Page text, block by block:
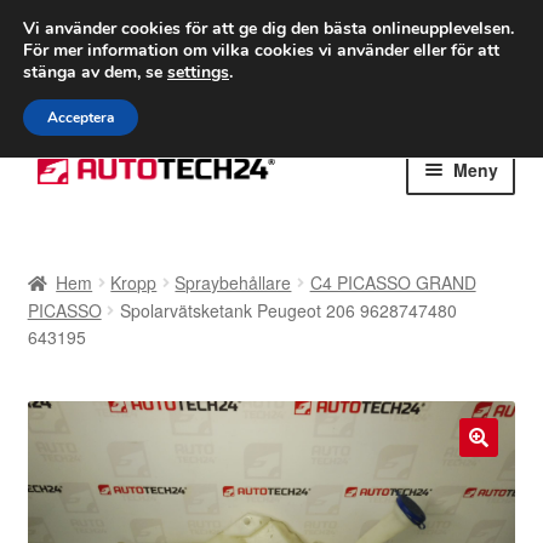
FRAKT från 75 kr
Världsomspännande frakt
Ring 766 924 713
Hoppa
till
Hoppa
till
Meny
Betalningar
Kolla upp
Hem Kropp Spraybehållare
C4 PICASSO GRAND
PICASSO
Spolarvätsketank Peugeot 206 9628747480
643195
Vi använder cookies för att ge dig den bästa onlineupplevelsen.
För mer information om vilka cookies vi använder eller för att
stänga av dem, se settings.
Acceptera